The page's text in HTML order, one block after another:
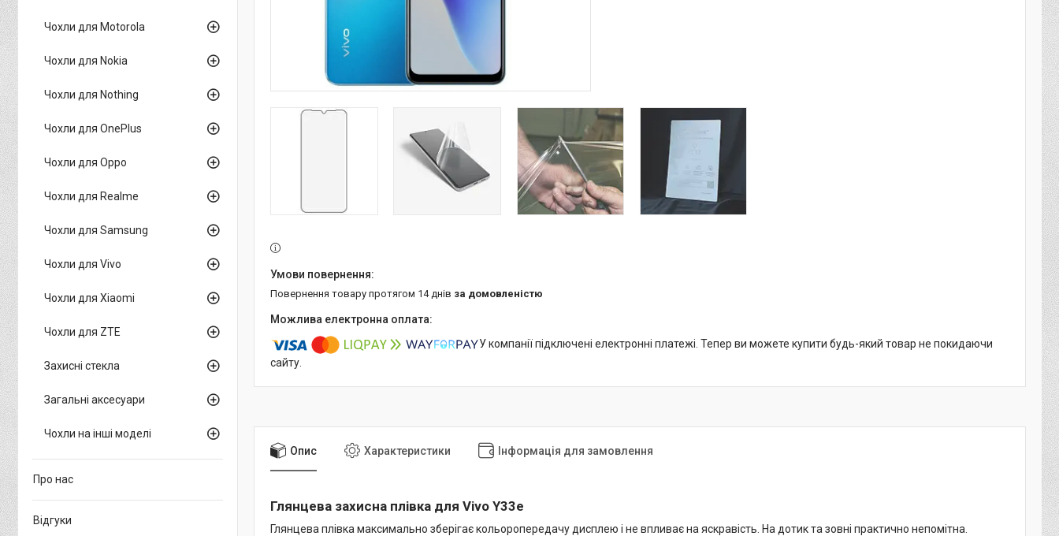
повернення товару протягом 14 днів за домовленістю
У компанії підключені електронні платежі. Тепер ви можете купити будь-який товар не покидаючи
сайту.
Опис Характеристики Інформація для замовлення
Глянцева захисна плівка для Vivo Y33e
Глянцева плівка максимально зберігає кольоропередачу дисплею і не впливає на яскравість. На дотик та зовні практично непомітна.
Чохли для Motorola
Чохли для Nokia
Чохли для Nothing
Чохли для OnePlus
Чохли для Oppo
Чохли для Realme
Чохли для Samsung
Чохли для Vivo
Чохли для Xiaomi
Чохли для ZTE
Захисні стекла
Загальні аксесуари
Чохли на інші моделі
Про нас
Відгуки